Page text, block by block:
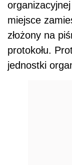
organizacyjnej
miejsce
złożony na
protokołu.
jednostki